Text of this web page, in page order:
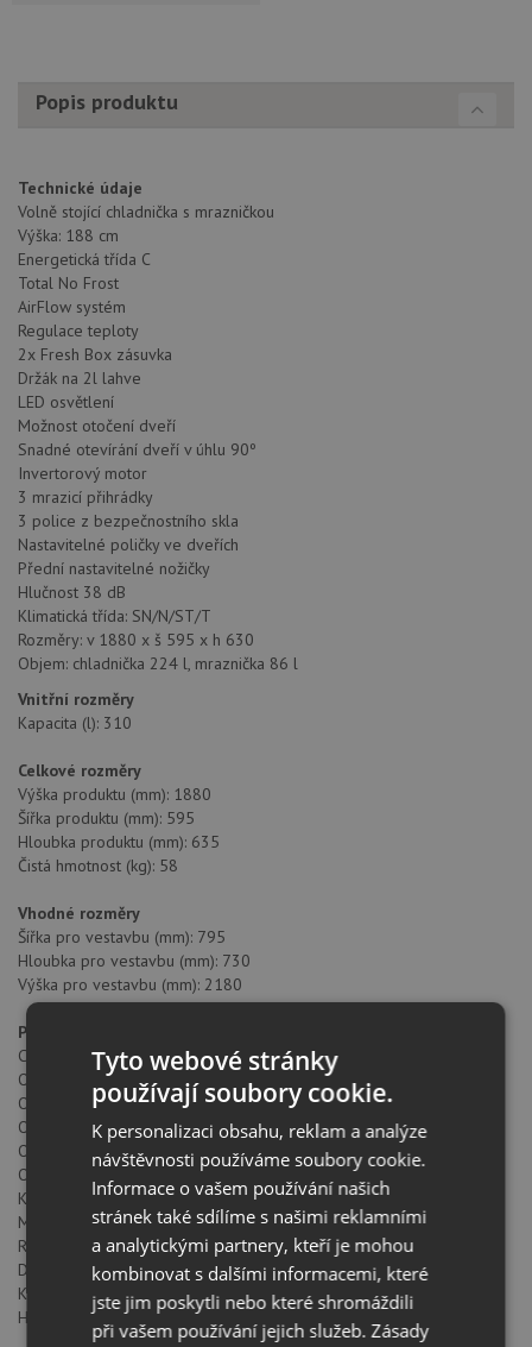
Popis produktu
Technické údaje
Volně stojící chladnička s mrazničkou
Výška: 188 cm
Energetická třída C
Total No Frost
AirFlow systém
Regulace teploty
2x Fresh Box zásuvka
Držák na 2l lahve
LED osvětlení
Možnost otočení dveří
Snadné otevírání dveří v úhlu 90º
Invertorový motor
3 mrazicí přihrádky
3 police z bezpečnostního skla
Nastavitelné poličky ve dveřích
Přední nastavitelné nožičky
Hlučnost 38 dB
Klimatická třída: SN/N/ST/T
Rozměry: v 1880 x š 595 x h 630
Objem: chladnička 224 l, mraznička 86 l
Vnitřní rozměry
Kapacita (l): 310
Celkové rozměry
Výška produktu (mm): 1880
Šířka produktu (mm): 595
Hloubka produktu (mm): 635
Čistá hmotnost (kg): 58
Vhodné rozměry
Šířka pro vestavbu (mm): 795
Hloubka pro vestavbu (mm): 730
Výška pro vestavbu (mm): 2180
Produktový list
Chladící systém: Total No frost
Odmrazení chladicího prostoru: ANO
Odmrazení mrazáku: ANO
Objem chladicího prostoru (litry): 224
Objem chladicí komory (litry): 0
Objem mrazicího prostoru (litry): 86
Klasifikace mrazáku: 4
Mrazicí kapacita: 3.9
Roční spotřeba (kWh/rok): 150
Doba nárůstu teploty (h): 8
Klimatická třída: SN/N/ST/T
Hladina hluku (dB): 38
Tyto webové stránky
používají soubory cookie.
K personalizaci obsahu, reklam a analýze
návštěvnosti používáme soubory cookie.
Informace o vašem používání našich
stránek také sdílíme s našimi reklamními
a analytickými partnery, kteří je mohou
kombinovat s dalšími informacemi, které
jste jim poskytli nebo které shromáždili
při vašem používání jejich služeb.Zásady